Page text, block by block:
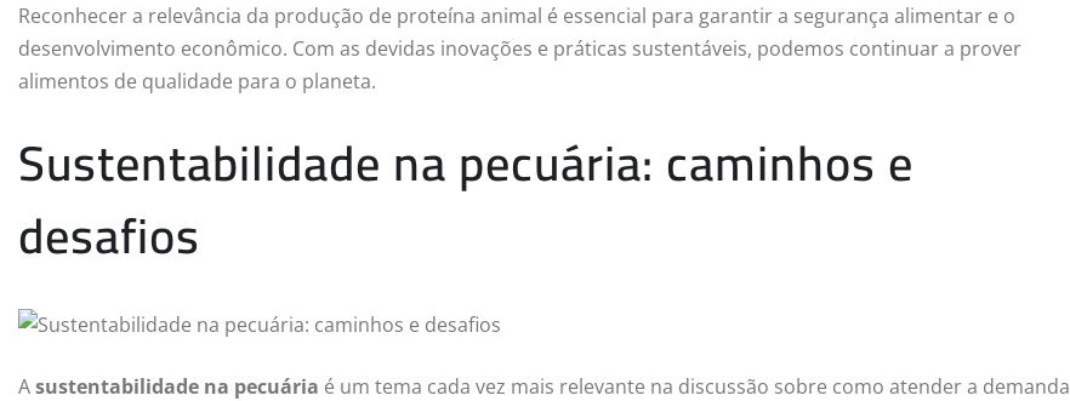
Reconhecer a relevância da produção de proteína animal é essencial para garantir a segurança alimentar e o
desenvolvimento econômico. Com as devidas inovações e práticas sustentáveis, podemos continuar a prover
alimentos de qualidade para o planeta.
Sustentabilidade na pecuária: caminhos e
desafios
Asustentabilidade na pecuária é um tema cada vez mais relevante na discussão sobre como atender a demanda